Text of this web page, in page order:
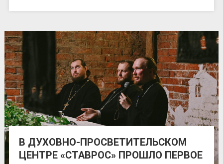
В ДУХОВНО-ПРОСВЕТИТЕЛЬСКОМ
ЦЕНТРЕ «СТАВРОС» ПРОШЛО ПЕРВОЕ